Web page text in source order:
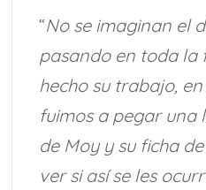
“No se imaginan el
pasando en toda la
hecho su trabajo,
fuimos a pegar una
de Moy y su ficha
ver si así se les